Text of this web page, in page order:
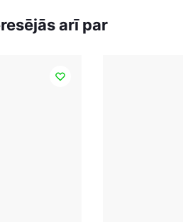
arī par